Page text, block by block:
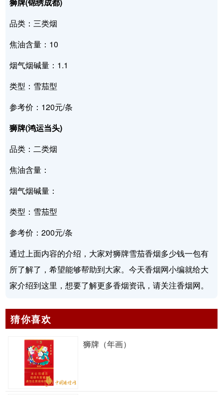
品类：三类烟
焦油含量：10
烟气烟碱量：1.1
类型：雪茄型
参考价：120元/条
狮牌(鸿运当头)
品类：二类烟
焦油含量：
烟气烟碱量：
类型：雪茄型
参考价：200元/条
通过上面内容的介绍，大家对狮牌雪茄香烟多少钱一包有
所了解了，希望能够帮助到大家。今天香烟网小编就给大
家介绍到这里，想要了解更多香烟资讯，请关注香烟网。
猜你喜欢
狮牌（年画）